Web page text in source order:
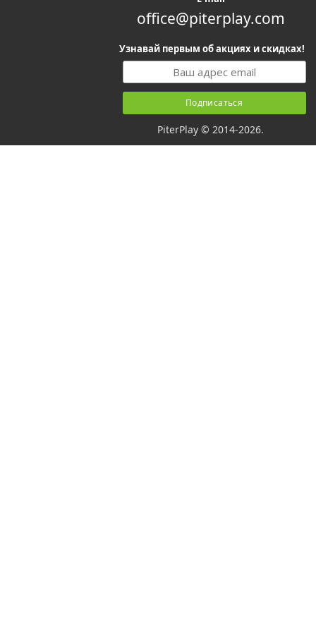
office@piterplay.com
Узнавай первым об акциях и скидках!
PiterPlay © 2014-2026.